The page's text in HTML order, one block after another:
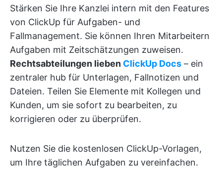
Stärken Sie Ihre Kanzlei intern mit den Features
von ClickUp für Aufgaben- und
Fallmanagement. Sie können Ihren Mitarbeitern
Aufgaben mit Zeitschätzungen zuweisen.
Rechtsabteilungen lieben ClickUp Docs – ein
zentraler hub für Unterlagen, Fallnotizen und
Dateien. Teilen Sie Elemente mit Kollegen und
Kunden, um sie sofort zu bearbeiten, zu
korrigieren oder zu überprüfen.
Nutzen Sie die kostenlosen ClickUp-Vorlagen,
um Ihre täglichen Aufgaben zu vereinfachen.